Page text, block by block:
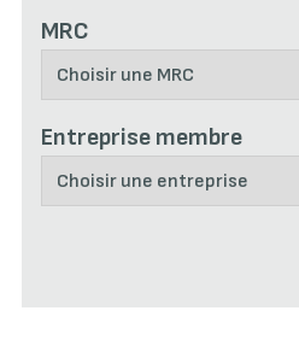
MRC
Entreprise membre